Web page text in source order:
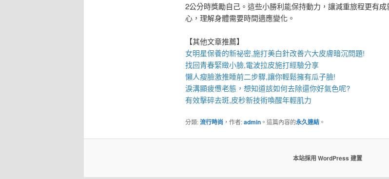
2公分時獎勵自己。這些小勝利能保持動力，讓減重旅程更有
心，理解身體需要時間適應變化。
【其他文章推薦】
女明星保養的新祕密,施打美白針改善六大皮膚暗沉問題!
找回青春緊緻小臉,電波拉皮施打經驗分享
懶人瘦臉激推睡前二步驟,讓你輕鬆擁有瓜子臉!
淚溝顯疲憊老態，想知道該如何去除還你好氣色呢?
有效擊碎去斑,皮秒新技術喚醒年輕肌力
分類:流行時尚 ，作者:admin。這篇內容的永久連結。
本站採用 WordPress 建置